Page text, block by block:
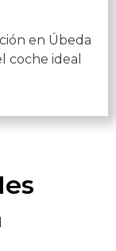
en Úbeda
coche ideal